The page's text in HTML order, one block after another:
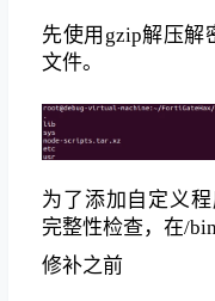
先使用gzip解压解
文件。
为了添加自定义
完整性检查，在/
修补之前